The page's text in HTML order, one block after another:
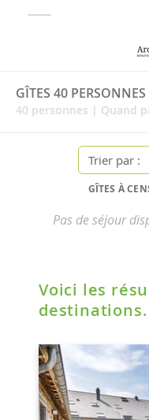
GÎTES 40
40 personnes | Quand
Trier par :
GÎTES À
Pas de séjour
Voici les
destinations.